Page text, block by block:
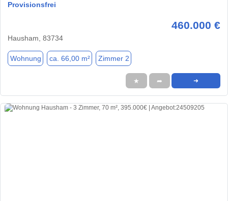
Provisionsfrei
460.000 €
Hausham, 83734
Wohnung ca. 66,00 m² Zimmer 2
★ ➦ ➜